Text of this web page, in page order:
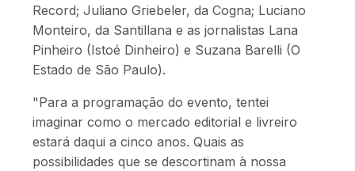
Record; Juliano Griebeler, da Cogna; Luciano
Monteiro, da Santillana e as jornalistas Lana
Pinheiro (Istoé Dinheiro) e Suzana Barelli (O
Estado de São Paulo).
"Para a programação do evento, tentei
imaginar como o mercado editorial e livreiro
estará daqui a cinco anos. Quais as
possibilidades que se descortinam à nossa